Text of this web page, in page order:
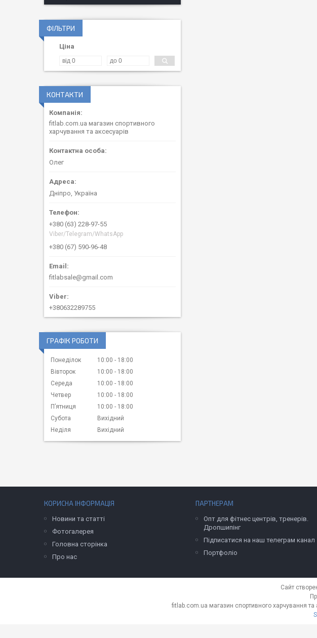
ФІЛЬТРИ
Ціна
КОНТАКТИ
fitlab.com.ua магазин спортивного
харчування та аксесуарів
Олег
Дніпро, Україна
+380 (63) 228-97-55
Viber/Telegram/WhatsApp
+380 (67) 590-96-48
fitlabsale@gmail.com
+380632289755
ГРАФІК РОБОТИ
Понеділок 10:00
18:00
Вівторок
10:00
18:00
Середа
10:00
18:00
Четвер
10:00
18:00
Пʼятниця
10:00
18:00
Субота
Вихідний
Неділя
Вихідний
КОРИСНА ІНФОРМАЦІЯ
Новини та статті
Фотогалерея
Головна сторінка
Про нас
ПАРТНЕРАМ
Опт для фітнес центрів, тренерів.
Дропшипінг
Підписатися на наш телеграм канал
Портфоліо
Сайт